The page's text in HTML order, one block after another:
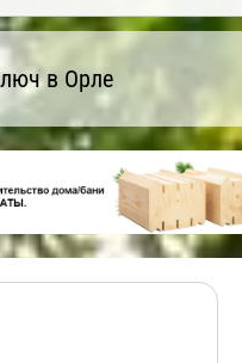
в Орле